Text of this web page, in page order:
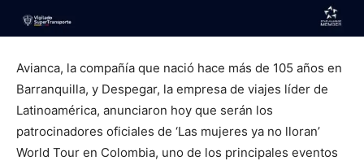
Avianca, la compañía que nació hace más de 105 años en
Barranquilla, y Despegar, la empresa de viajes líder de
Latinoamérica, anunciaron hoy que serán los
patrocinadores oficiales de ‘Las mujeres ya no lloran’
World Tour en Colombia, uno de los principales eventos